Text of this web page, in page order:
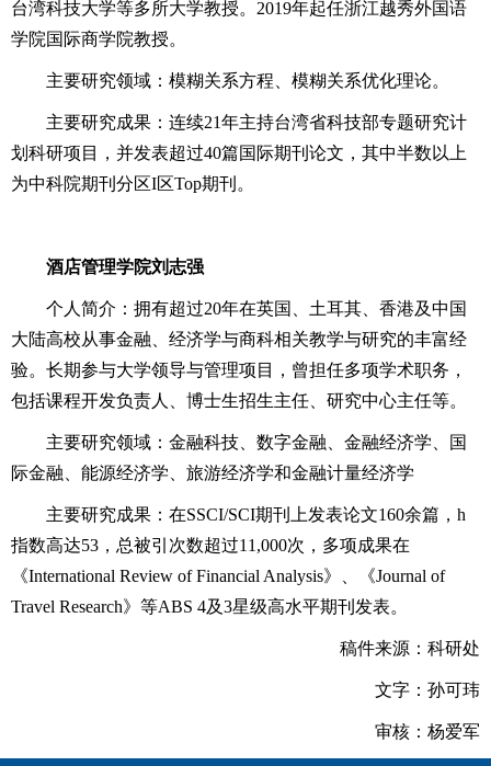
台湾科技大学等多所大学教授。2019年起任浙江越秀外国语
学院国际商学院教授。
主要研究领域：模糊关系方程、模糊关系优化理论。
主要研究成果：连续21年主持台湾省科技部专题研究计
划科研项目，并发表超过40篇国际期刊论文，其中半数以上
为中科院期刊分区I区Top期刊。
酒店管理学院刘志强
个人简介：拥有超过20年在英国、土耳其、香港及中国
大陆高校从事金融、经济学与商科相关教学与研究的丰富经
验。长期参与大学领导与管理项目，曾担任多项学术职务，
包括课程开发负责人、博士生招生主任、研究中心主任等。
主要研究领域：金融科技、数字金融、金融经济学、国
际金融、能源经济学、旅游经济学和金融计量经济学
主要研究成果：在SSCI/SCI期刊上发表论文160余篇，h
指数高达53，总被引次数超过11,000次，多项成果在
《International Review of Financial Analysis》、《Journal of
Travel Research》等ABS 4及3星级高水平期刊发表。
稿件来源：科研处
文字：孙可玮
审核：杨爱军